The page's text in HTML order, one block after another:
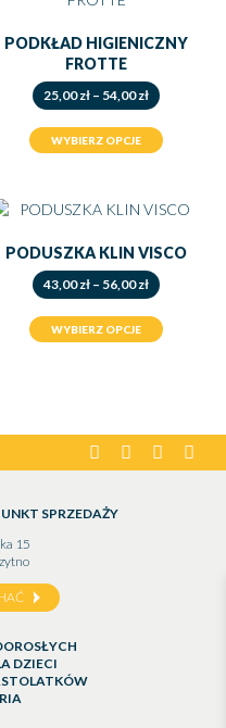
PODKŁAD HIGIENICZNY
FROTTE
25,00zł – 54,00złZakres
cen:
od
25,00 zł
WYBIERZ OPCJE
PODUSZKA KLIN VISCO
43,00zł – 56,00złZakres
cen:
od
43,00 zł
WYBIERZ OPCJE
facebookinstagram
pinterest
SPRZEDAŻY
15
DZIECI